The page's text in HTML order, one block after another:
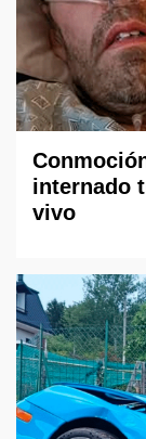
internado
vivo